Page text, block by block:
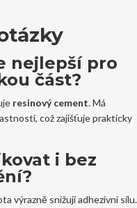
nejlepší pro
část?
resinový cement. Má
což zajišťuje prakticky
i bez
výrazně snižují adhezivní sílu.